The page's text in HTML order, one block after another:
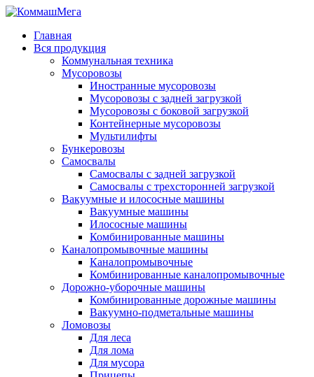
Главная
Вся продукция
Коммунальная техника
Мусоровозы
Иностранные мусоровозы
Мусоровозы с задней загрузкой
Мусоровозы с боковой загрузкой
Контейнерные мусоровозы
Мультилифты
Бункеровозы
Самосвалы
Самосвалы с задней загрузкой
Самосвалы с трехсторонней загрузкой
Вакуумные и илососные машины
Вакуумные машины
Илососные машины
Комбинированные машины
Каналопромывочные машины
Каналопромывочные
Комбинированные каналопромывочные
Дорожно-уборочные машины
Комбинированные дорожные машины
Вакуумно-подметальные машины
Ломовозы
Для леса
Для лома
Для мусора